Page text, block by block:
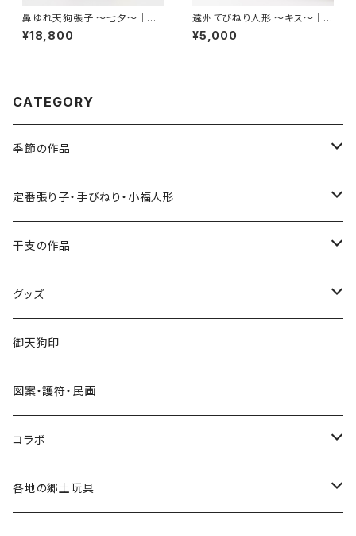
鼻ゆれ天狗張子 〜七夕〜｜高
さ約15cm
¥18,800
遠州てびねり人形 〜キス〜｜全
長約9.5cm
¥5,000
CATEGORY
季節の作品
張り子
手びねり人形
グッズ
定番張り子・手びねり・小福人形
張り子
手びねり人形・小福人形
干支の作品
張り子
手びねり人形
グッズ
コラボ
グッズ
キーホルダー
シール
遠州綿紬ハンカチ
注染そめ手ぬぐい
御天狗印
図案・護符・民画
コラボ
＜遠州綿紬＞ハンカチ
各地の郷土玩具